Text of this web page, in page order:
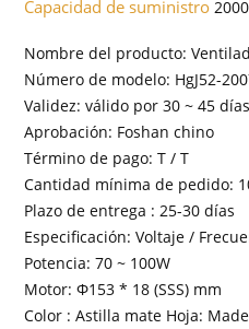
Capacidad de suministro
Nombre del producto:
Número de modelo: HgJ52-
Validez: válido por 30 ~ 45 días
Aprobación: Foshan chino
Término de pago: T / T
Cantidad mínima de pedido:
Plazo de entrega : 25-30 días
Especificación: Voltaje /
Potencia: 70 ~ 100W
Motor: Φ153 * 18 (SSS) mm
Color : Astilla mate Hoja: